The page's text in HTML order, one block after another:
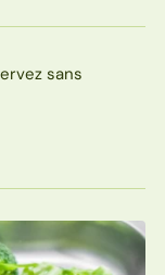
sans